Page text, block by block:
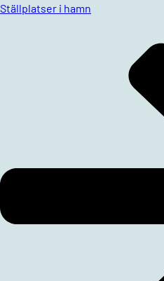
Ställplatser i hamn